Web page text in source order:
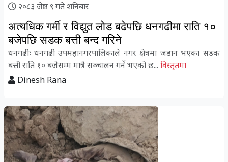
२०८३ जेष्ठ ९ गते शनिबार
अत्यधिक गर्मी र विद्युत लोड बढेपछि धनगढीमा राति १०
बजेपछि सडक बत्ती बन्द गरिने
धनगढीः धनगढी उपमहानगरपालिकाले नगर क्षेत्रमा जडान भएका सडक
बत्ती राति १० बजेसम्म मात्रै सञ्चालन गर्ने भएको छ... विस्तृतमा
Dinesh Rana